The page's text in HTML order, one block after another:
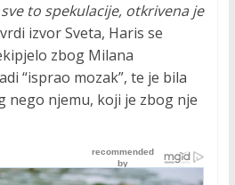
to spekulacije, otkrivena je
izvor Sveta, Haris se
zbog Milana
“isprao mozak”, te je bila
nego njemu, koji je zbog nje